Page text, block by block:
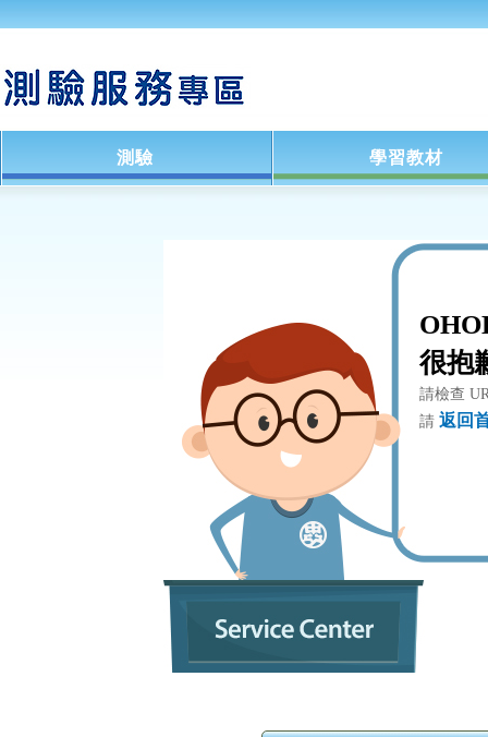
測驗 學習教材
很抱
請檢查
請 返回